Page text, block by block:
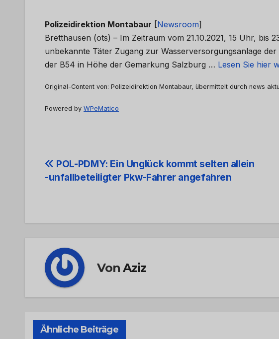
Polizeidirektion Montabaur [Newsroom]
Bretthausen (ots) – Im Zeitraum vom 21.10.2021, 15 Uhr, bis
unbekannte Täter Zugang zur Wasserversorgungsanlage
der B54 in Höhe der Gemarkung Salzburg … Lesen Sie hier
Original-Content von: Polizeidirektion Montabaur, übermittelt durch news
Powered by WPeMatico
Beitrags-
Navigation
POL-PDMY: Ein Unglück kommt selten allein
-unfallbeteiligter Pkw-Fahrer angefahren
VonAziz
Ähnliche Beiträge